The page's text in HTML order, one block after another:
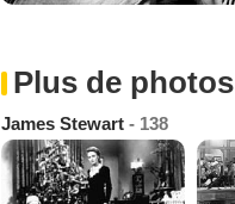
Plus de photos
James Stewart - 138